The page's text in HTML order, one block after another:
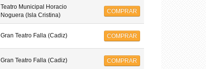
Teatro Municipal Horacio
Noguera (Isla Cristina)
COMPRAR
Gran Teatro Falla (Cadiz) COMPRAR
Gran Teatro Falla (Cadiz) COMPRAR